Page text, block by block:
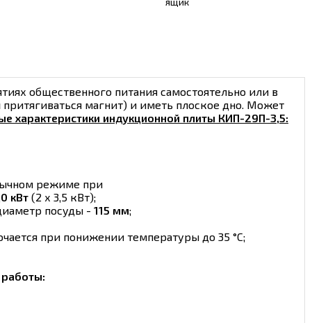
общественного питания самостоятельно или в
магнит) и иметь плоское дно. Может
характеристики индукционной плиты КИП-29П-3,5:
режиме при
кВт (2 х 3,5 кВт);
посуды - 115 мм;
при понижении температуры до 35 °С;